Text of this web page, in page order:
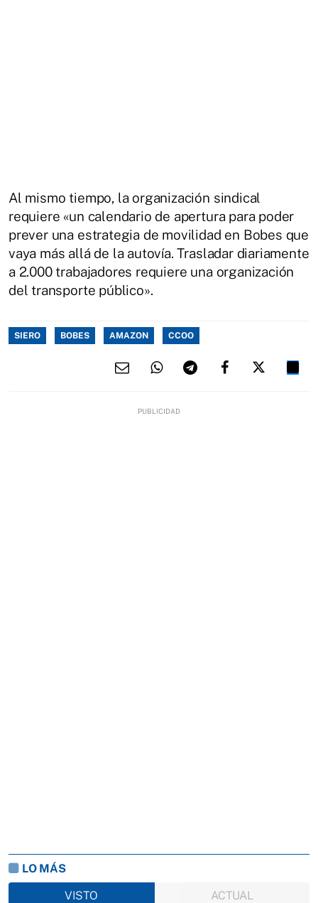
Al mismo tiempo, la organización sindical
requiere «un calendario de apertura para poder
prever una estrategia de movilidad en Bobes que
vaya más allá de la autovía. Trasladar diariamente
a 2.000 trabajadores requiere una organización
del transporte público».
SIERO BOBES AMAZON CCOO
LO MÁS
VISTO
ACTUAL